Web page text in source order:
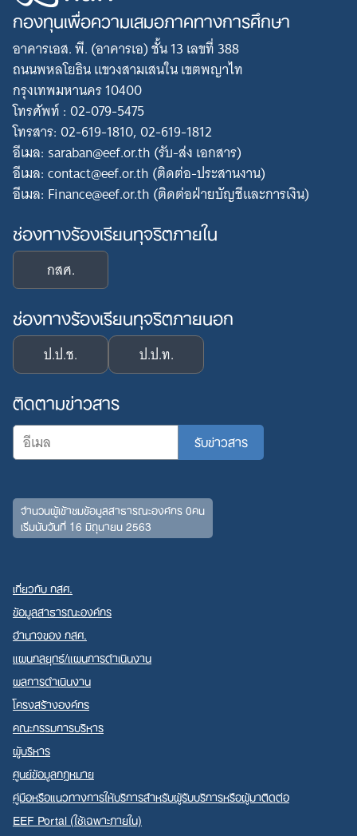
กองทุนเพื่อความเสมอภาคทางการศึกษา
อาคารเอส. พี. (อาคารเอ) ชั้น 13 เลขที่ 388
ถนนพหลโยธิน แขวงสามเสนใน เขตพญาไท
กรุงเทพมหานคร 10400
โทรศัพท์ : 02-079-5475
โทรสาร: 02-619-1810, 02-619-1812
อีเมล: saraban@eef.or.th (รับ-ส่ง เอกสาร)
อีเมล: contact@eef.or.th (ติดต่อ-ประสานงาน)
อีเมล: Finance@eef.or.th (ติดต่อฝ่ายบัญชีและการเงิน)
ช่องทางร้องเรียนทุจริตภายใน
กสศ.
ช่องทางร้องเรียนทุจริตภายนอก
ป.ป.ช. ป.ป.ท.
ติดตามข่าวสาร
จำนวนผู้เข้าชมข้อมูลสาธารณะองค์กร 0คน
เริ่มนับวันที่ 16 มิถุนายน 2563
เกี่ยวกับ กสศ.
ข้อมูลสาธารณะองค์กร
อำนาจของ กสศ.
แผนกลยุทธ์/แผนการดำเนินงาน
ผลการดำเนินงาน
โครงสร้างองค์กร
คณะกรรมการบริหาร
ผู้บริหาร
ศูนย์ข้อมูลกฎหมาย
คู่มือหรือแนวทางการให้บริการสำหรับผู้รับบริการหรือผู้มาติดต่อ
EEF Portal (ใช้เฉพาะภายใน)